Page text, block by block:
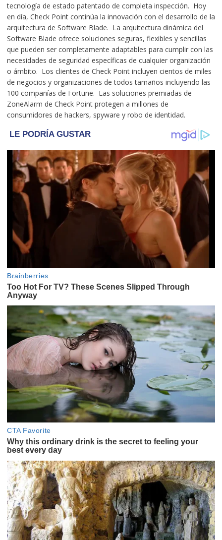
tecnología de estado patentado de completa inspección. Hoy
en día, Check Point continúa la innovación con el desarrollo de la
arquitectura de Software Blade. La arquitectura dinámica del
Software Blade ofrece soluciones seguras, flexibles y sencillas
que pueden ser completamente adaptables para cumplir con las
necesidades de seguridad específicas de cualquier organización
o ámbito. Los clientes de Check Point incluyen cientos de miles
de negocios y organizaciones de todos tamaños incluyendo las
100 compañías de Fortune. Las soluciones premiadas de
ZoneAlarm de Check Point protegen a millones de
consumidores de hackers, spyware y robo de identidad.